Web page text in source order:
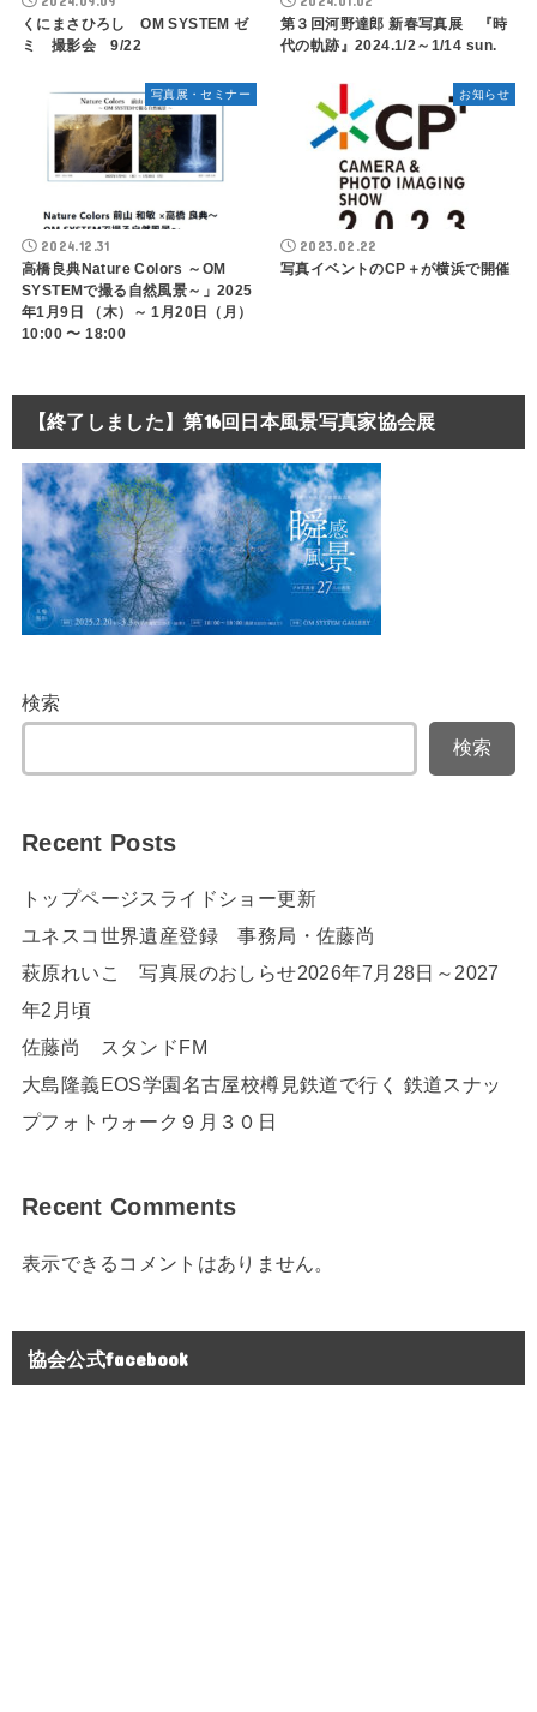
くにまさひろし OM SYSTEM ゼ
ミ 撮影会 9/22
第３回河野達郎 新春写真展 『時
代の軌跡』2024.1/2～1/14 sun.
写真展・セミナー
2024.12.31
高橋良典Nature Colors ～OM
SYSTEMで撮る自然風景～」2025
年1月9日 （木）～ 1月20日（月）
10:00 〜 18:00
お知らせ
2023.02.22
写真イベントのCP＋が横浜で開催
【終了しました】第16回日本風景写真家協会展
検索
検索
Recent Posts
トップページスライドショー更新
ユネスコ世界遺産登録 事務局・佐藤尚
萩原れいこ 写真展のおしらせ2026年7月28日～2027
年2月頃
佐藤尚 スタンドFM
大島隆義EOS学園名古屋校樽見鉄道で行く 鉄道スナッ
プフォトウォーク９月３０日
Recent Comments
表示できるコメントはありません。
協会公式facebook